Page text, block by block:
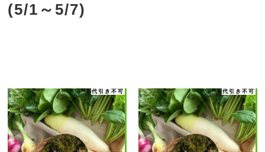
(5/1～5/7)
代引き不可 代引き不可